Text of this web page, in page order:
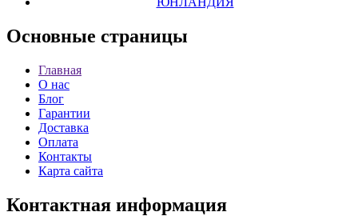
Основные страницы
Главная
О нас
Блог
Гарантии
Доставка
Оплата
Контакты
Карта сайта
Контактная информация